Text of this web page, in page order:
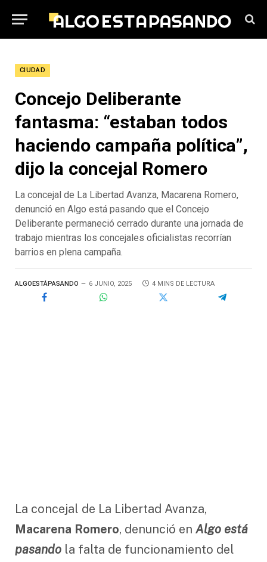
CIUDAD
Concejo Deliberante
fantasma: “estaban todos
haciendo campaña política”,
dijo la concejal Romero
La concejal de La Libertad Avanza, Macarena Romero,
denunció en Algo está pasando que el Concejo
Deliberante permaneció cerrado durante una jornada de
trabajo mientras los concejales oficialistas recorrían
barrios en plena campaña.
ALGOESTÁPASANDO 6 JUNIO, 2025 4 MINS DE LECTURA
La concejal de La Libertad Avanza,
Macarena Romero, denunció en Algo está
pasando la falta de funcionamiento del